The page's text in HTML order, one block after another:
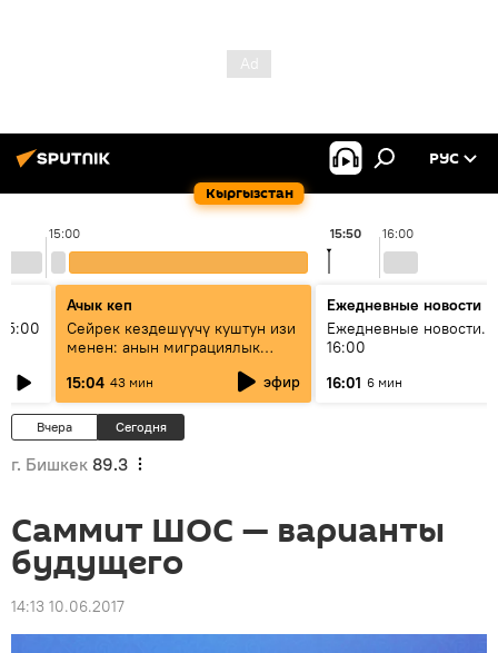
Кыргызстан
РУС
15:00 16:00
15:50
Ачык кеп
Сейрек кездешүүчү куштун изи
менен: анын миграциялык
жолу эмнеден кабар берет?
15:04 43 мин эфир
Ежедневные новости
Ежедневные новости.
16:00
16:01 6 мин
Вчера Сегодня
г. Бишкек 89.3
Саммит ШОС — варианты
будущего
14:13 10.06.2017